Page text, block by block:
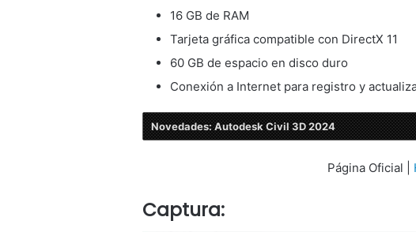
16 GB de RAM
Tarjeta gráfica compatible con DirectX 11
60 GB de espacio en disco duro
Conexión a Internet para registro y
Novedades: Autodesk Civil 3D 2024
Página Oficial |
Captura: